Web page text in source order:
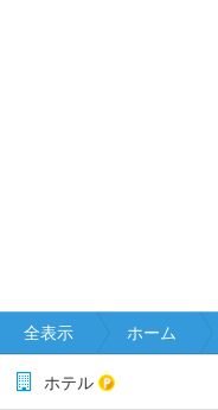
全表示 ホーム
ホテル